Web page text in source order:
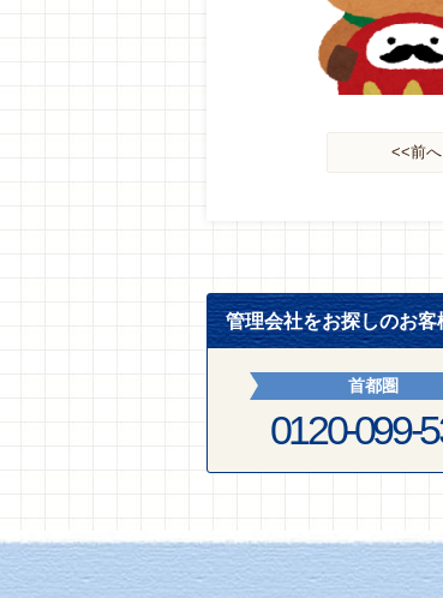
<<前へ
管理会社をお探しのお
首都圏
0120-099-